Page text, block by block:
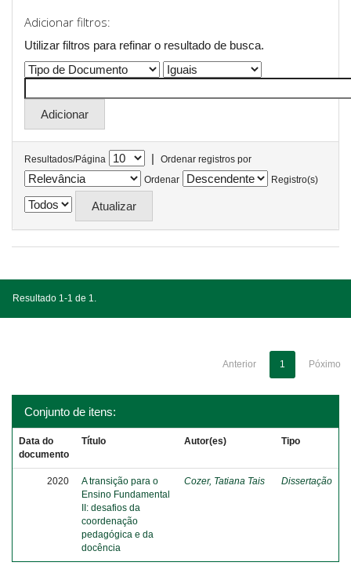
Adicionar filtros:
Utilizar filtros para refinar o resultado de busca.
Resultados/Página |
Ordenar registros por
Ordenar
Registro(s)
Resultado 1-1 de 1.
Anterior 1 Póximo
Conjunto de itens:
Data do
documento
Título Autor(es) Tipo
2020
A transição para o
Ensino Fundamental
II: desafios da
coordenação
pedagógica e da
docência
Cozer, Tatiana Tais Dissertação